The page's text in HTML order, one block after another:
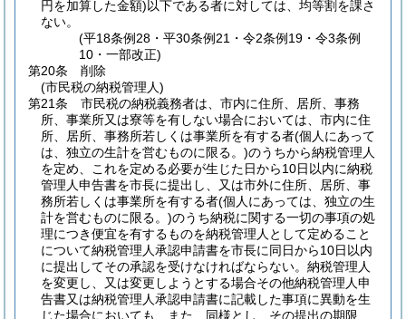
円を加算した金額)以下である者に対しては、均等割を課さ
ない。
(平18条例28・平30条例21・令2条例19・令3条例
10・一部改正)
第20条
削除
(市民税の納税管理人)
第21条
市民税の納税義務者は、市内に住所、居所、事務
所、事業所又は寮等を有しない場合においては、市内に住
所、居所、事務所若しくは事業所を有する者(個人にあって
は、独立の生計を営むものに限る。)のうちから納税管理人
を定め、これを定める必要が生じた日から10日以内に納税
管理人申告書を市長に提出し、又は市外に住所、居所、事
務所若しくは事業所を有する者(個人にあっては、独立の生
計を営むものに限る。)のうち納税に関する一切の事項の処
理につき便宜を有するものを納税管理人として定めること
について納税管理人承認申請書を市長に同日から10日以内
に提出してその承認を受けなければならない。 納税管理人
を変更し、又は変更しようとする場合その他納税管理人申
告書又は納税管理人承認申請書に記載した事項に異動を生
じた場合においても、また、同様とし、その提出の期限